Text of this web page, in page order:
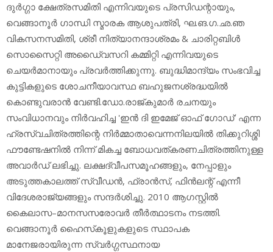
ദുര്‍ഗ്ഗാ ക്ഷേത്രസമിതി എന്നിവയുടെ പ്രസിഡന്റായും,
വെങ്ങാനൂര്‍ ഗാന്ധി സ്മാരക ആശുപത്രി, ഘ.ങ.ഗ.ഛ.ഞ
വികസനസമിതി, ശ്രീ നിത്യാനന്ദാശ്രമം & ചാരിറ്റബിള്‍
സൊസൈറ്റി അഡൈ്വസറി കമ്മിറ്റി എന്നിവയുടെ
ചെയര്‍മാനായും പ്രവര്‍ത്തിക്കുന്നു. ബുദ്ധിമാന്ദ്യം സംഭവിച്ച
കുട്ടികളുടെ ശോചനീയാവസ്ഥ ബഹുജനശ്രദ്ധയില്‍
കൊണ്ടുവരാന്‍ വേണ്ടി.ഡോ.രാജ്കുമാര്‍ രചനയും
സംവിധാനവും നിര്‍വഹിച്ച 'ഇന്‍ ദി ഇമേജ് ഓഫ് ഗോഡ്' എന്ന
ഹ്രസ്വചിത്രത്തിന്റെ നിര്‍മ്മാതാവെന്നനിലയില്‍ തിക്കുറിശ്ശി
ഫൗണ്ടേഷനില്‍ നിന്ന് മികച്ച ബോധവത്കരണചിത്രത്തിനുള്ള
അവാര്‍ഡ് ലഭിച്ചു. ലക്ഷദ്വീപസമൂഹങ്ങളും, നേപ്പാളും
അടുത്തകാലത്ത് സ്വീഡന്‍, ഫ്രാന്‍സ്, ഫിന്‍ലന്റ് എന്നീ
വിദേശരാജ്യങ്ങളും സന്ദര്‍ശിച്ചു. 2010 ആഗസ്റ്റില്‍
കൈലാസ–മാനസസരോവര്‍ തീര്‍ത്ഥാടനം നടത്തി.
വെങ്ങാനൂര്‍ ഹൈസ്‌കൂളുകളുടെ സ്ഥാപക
മാനേജരായിരുന്ന സ്വര്‍ഗ്ഗസ്ഥനായ